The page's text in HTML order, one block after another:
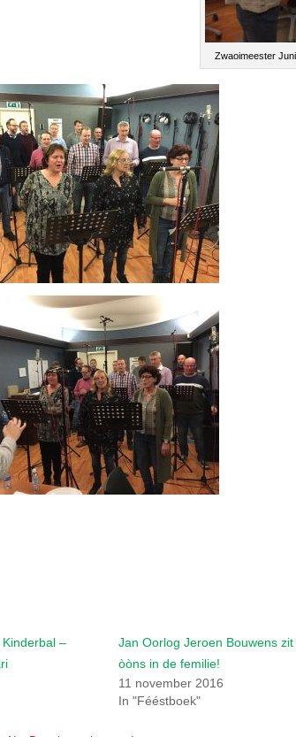
Zwaoimeester
–
Jan Oorlog Jeroen Bouwens zit
òòns in de femilie!
11 november 2016
In "Fééstboek"